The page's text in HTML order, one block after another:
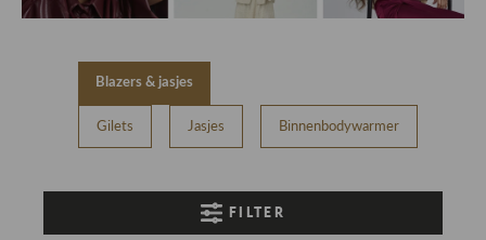
Blazers & jasjes
Gilets Jasjes Binnenbodywarmer
FILTER